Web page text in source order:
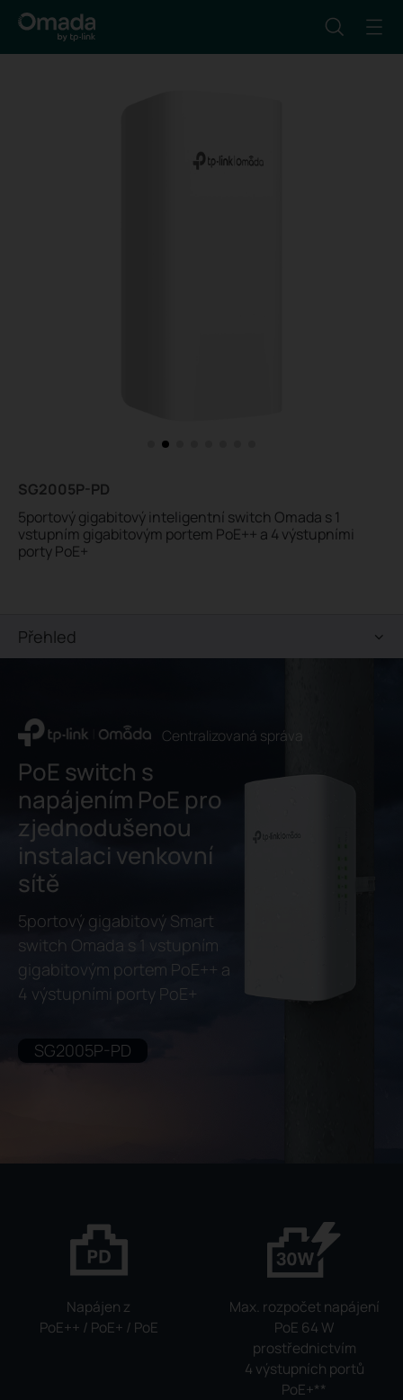
SG2005P-PD
5portový gigabitový inteligentní switch Omada s 1
vstupním gigabitovým portem PoE++ a 4 výstupními
porty PoE+
Přehled
Centralizovaná správa
PoE switch s
napájením PoE pro
zjednodušenou
instalaci venkovní
sítě
5portový gigabitový Smart
switch Omada s 1 vstupním
gigabitovým portem PoE++ a
4 výstupními porty PoE+
SG2005P-PD
Napájen z
PoE++ / PoE+ / PoE
Max. rozpočet napájení
PoE 64 W
prostřednictvím
4 výstupních portů
PoE+**